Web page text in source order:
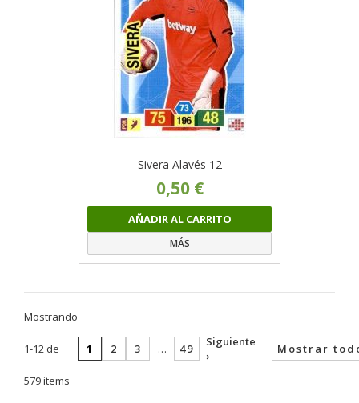
Sivera Alavés 12
0,50 €
AÑADIR AL CARRITO
MÁS
Mostrando
1-12 de
579 items
1 2 3 … 49
Siguiente
›
Mostrar